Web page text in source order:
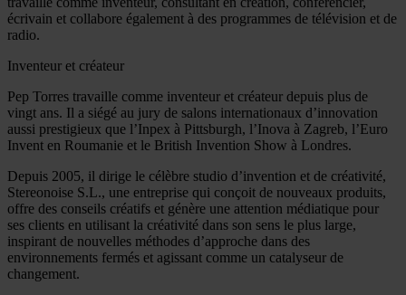
écrivain et collabore également à des programmes de télévision et de
radio.
Inventeur et créateur
Pep Torres travaille comme inventeur et créateur depuis plus de
vingt ans. Il a siégé au jury de salons internationaux d’innovation
aussi prestigieux que l’Inpex à Pittsburgh, l’Inova à Zagreb, l’Euro
Invent en Roumanie et le British Invention Show à Londres.
Depuis 2005, il dirige le célèbre studio d’invention et de créativité,
Stereonoise S.L., une entreprise qui conçoit de nouveaux produits,
offre des conseils créatifs et génère une attention médiatique pour
ses clients en utilisant la créativité dans son sens le plus large,
inspirant de nouvelles méthodes d’approche dans des
environnements fermés et agissant comme un catalyseur de
changement.